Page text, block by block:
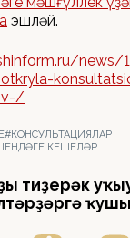
эшләй.
news/
#КОНСУЛЬТАЦИЯЛАР
КЕШЕЛӘР
тиҙерәк